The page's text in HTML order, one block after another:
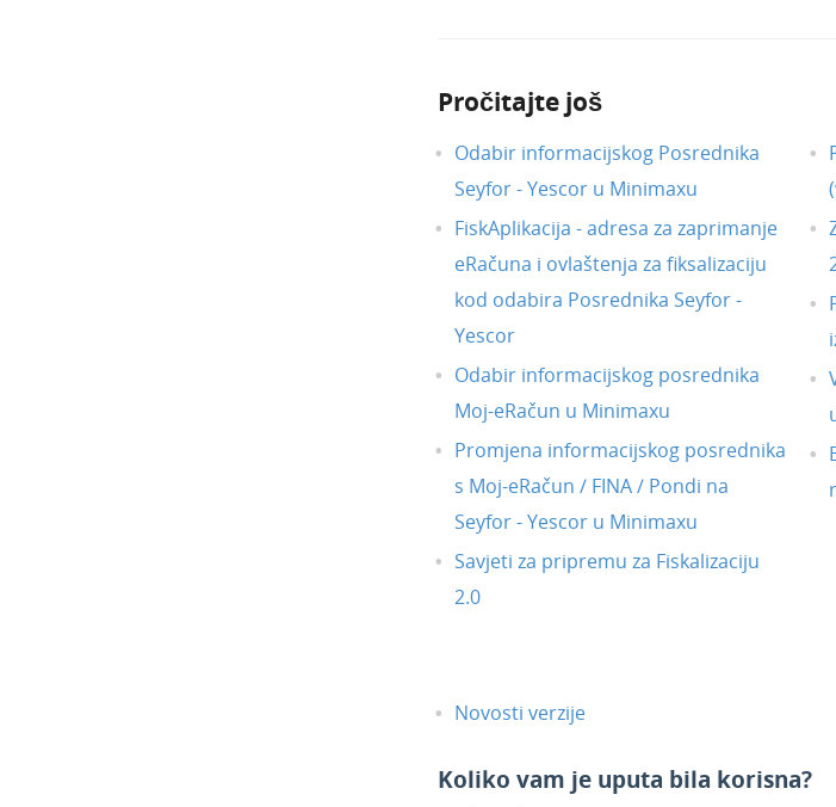
Pročitajte još
Odabir informacijskog Posrednika
Seyfor - Yescor u Minimaxu
FiskAplikacija - adresa za zaprimanje
eRačuna i ovlaštenja za fiksalizaciju
kod odabira Posrednika Seyfor -
Yescor
Odabir informacijskog posrednika
Moj-eRačun u Minimaxu
Promjena informacijskog posrednika
s Moj-eRačun / FINA / Pondi na
Seyfor - Yescor u Minimaxu
Savjeti za pripremu za Fiskalizaciju
2.0
Novosti verzije
Koliko vam je uputa bila korisna?